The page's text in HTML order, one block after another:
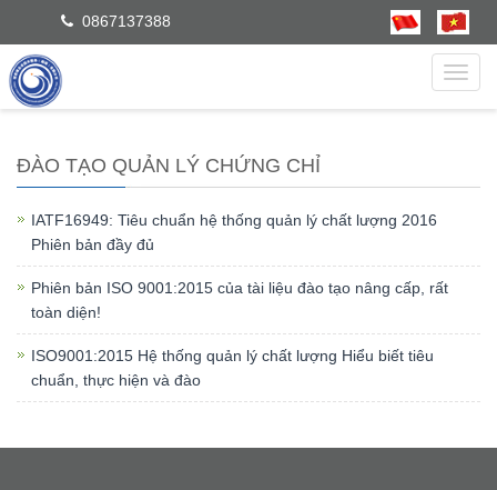
0867137388
dẫn
ĐÀO TẠO QUẢN LÝ CHỨNG CHỈ
IATF16949: Tiêu chuẩn hệ thống quản lý chất lượng 2016
Phiên bản đầy đủ
Phiên bản ISO 9001:2015 của tài liệu đào tạo nâng cấp, rất
toàn diện!
ISO9001:2015 Hệ thống quản lý chất lượng Hiểu biết tiêu
chuẩn, thực hiện và đào